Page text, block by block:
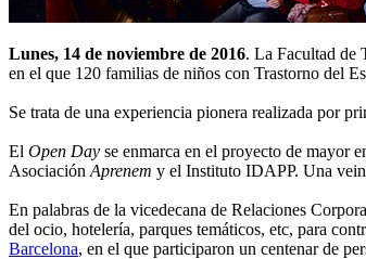
Lunes, 14 de noviembre de 2016. La Facultad de
en el que 120 familias de niños con Trastorno del
Se trata de una experiencia pionera realizada por
El Open Day se enmarca en el proyecto de mayor
Asociación Aprenem y el Instituto IDAPP. Una
En palabras de la vicedecana de Relaciones
del ocio, hotelería, parques temáticos, etc, para
Barcelona, en el que participaron un centenar de